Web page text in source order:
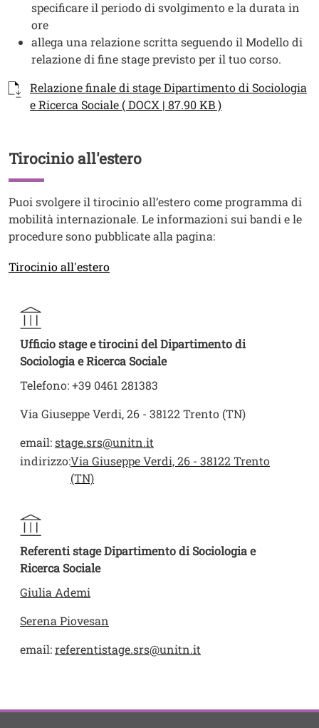
specificare il periodo di svolgimento e la durata in
ore
allega una relazione scritta seguendo il Modello di
relazione di fine stage previsto per il tuo corso.
Documenti
Documento
Relazione finale di stage Dipartimento di Sociologia
e Ricerca Sociale ( DOCX | 87.90 KB )
Titolo
Tirocinio all'estero
Testo
Puoi svolgere il tirocinio all’estero come programma di
mobilità internazionale. Le informazioni sui bandi e le
procedure sono pubblicate alla pagina:
Link
Tirocinio all'estero
Ufficio stage e tirocini del Dipartimento di
Sociologia e Ricerca Sociale
Telefono: +39 0461 281383
Via Giuseppe Verdi, 26 - 38122 Trento (TN)
email:stage.srs@unitn.it
indirizzo:Via Giuseppe Verdi, 26 - 38122 Trento
(TN)
Referenti stage Dipartimento di Sociologia e
Ricerca Sociale
Giulia Ademi
Serena Piovesan
email:referentistage.srs@unitn.it